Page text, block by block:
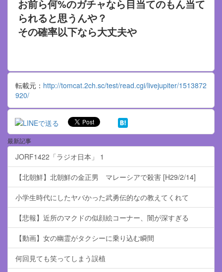
お前ら何%のガチャなら目当てのもん当て
られると思うんや？
その確率以下なら大丈夫や
転載元： http://tomcat.2ch.sc/test/read.cgi/livejupiter/1513872
920/
最新記事
JORF1422「ラジオ日本」 1
【北朝鮮】北朝鮮の金正男 マレーシアで殺害 [H29/2/14]
小学生時代にしたヤバかった武勇伝的なの教えてくれて
【悲報】近所のマクドの似顔絵コーナー、闇が深すぎる
【動画】女の幽霊がタクシーに乗り込む瞬間
何回見ても笑ってしまう誤植